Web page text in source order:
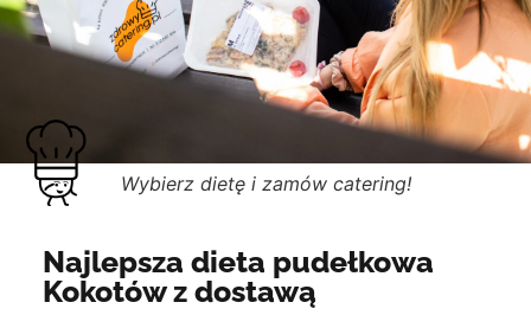
Wybierz dietę i zamów catering!
Najlepsza dieta pudełkowa
Kokotów z dostawą